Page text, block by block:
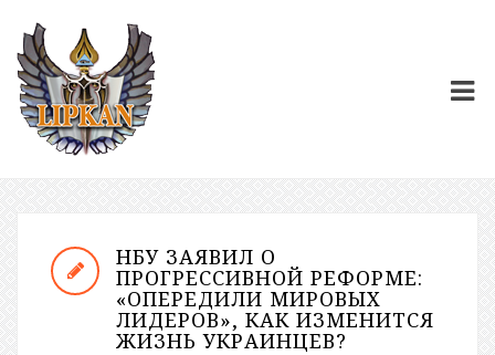
НБУ ЗАЯВИЛ О
ПРОГРЕССИВНОЙ РЕФОРМЕ:
«ОПЕРЕДИЛИ МИРОВЫХ
ЛИДЕРОВ», КАК ИЗМЕНИТСЯ
ЖИЗНЬ УКРАИНЦЕВ?